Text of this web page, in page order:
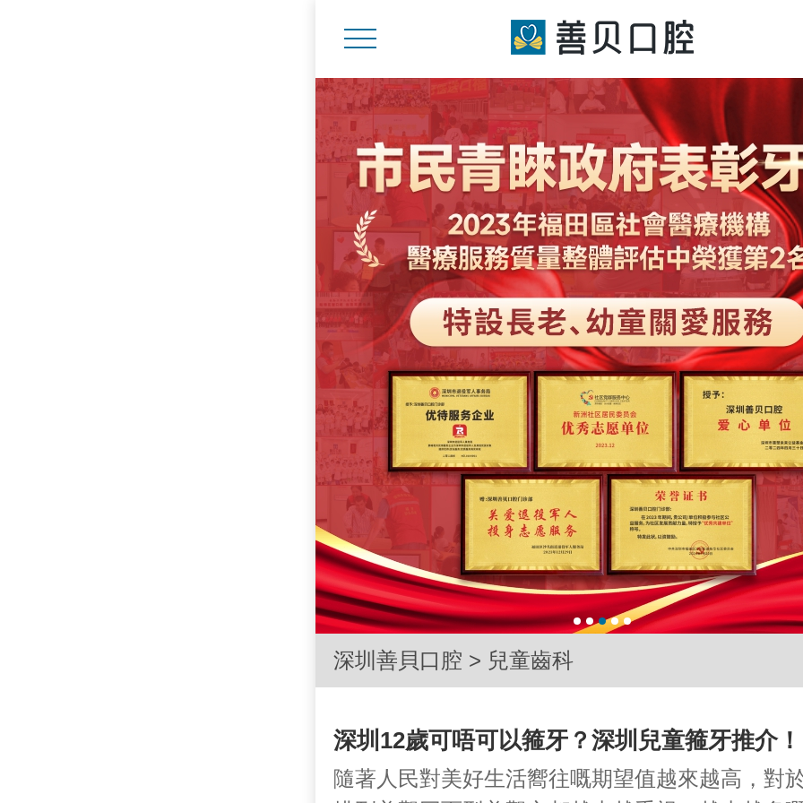
深圳善貝口腔 > 兒童齒科
深圳12歲可唔可以箍牙？深圳兒童箍牙推介！
隨著人民對美好生活嚮往嘅期望值越來越高，對